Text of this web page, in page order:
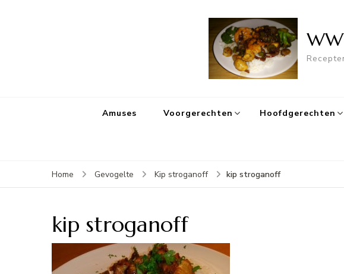
Amuses Voorgerechten Hoofdgerechten
Home Gevogelte Kip stroganoff kip stroganoff
kip stroganoff